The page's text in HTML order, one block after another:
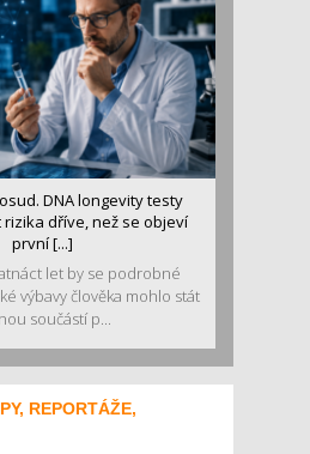
DNA longevity testy
dříve, než se objeví
první [...]
let by se podrobné
výbavy člověka mohlo stát
součástí p...
REPORTÁŽE,